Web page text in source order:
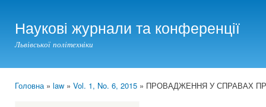
Наукові журнали та конференції
Львівської політехніки
Головна» law » Vol. 1, No. 6, 2015 » ПРОВАДЖЕННЯ У СПРАВАХ